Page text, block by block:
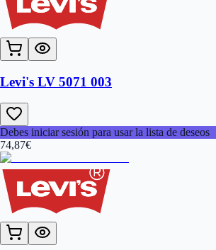
Levi's LV 5071 003
Debes iniciar sesión para usar la lista de deseos
74,87€